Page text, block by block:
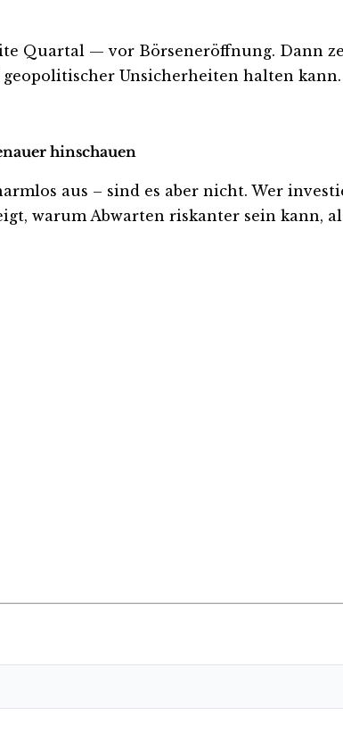
Quartal — vor Börseneröffnung. Dann
Unsicherheiten halten kann.
hinschauen
aus – sind es aber nicht. Wer
warum Abwarten riskanter sein kann,